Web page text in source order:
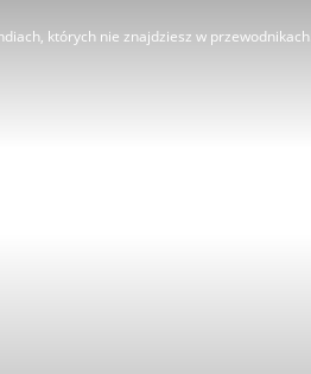
których nie znajdziesz w